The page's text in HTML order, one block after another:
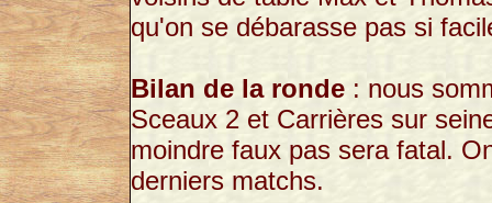
qu'on se débarasse pas si
Bilan de la ronde : nous
Sceaux 2 et Carrières sur
moindre faux pas sera fatal.
derniers matchs.